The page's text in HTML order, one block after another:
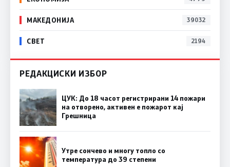
МАКЕДОНИЈА 39032
СВЕТ 2194
РЕДАКЦИСКИ ИЗБОР
ЦУК: До 18 часот регистрирани 14 пожари
на отворено, активен е пожарот кај
Грешница
Утре сончево и многу топло со
температура до 39 степени